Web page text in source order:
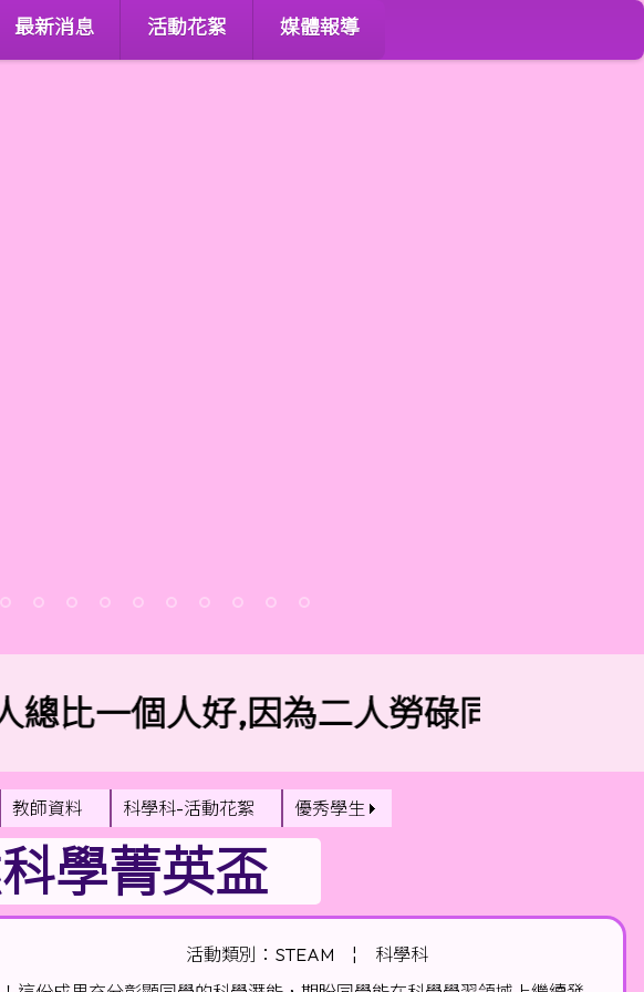
最新消息 活動花絮 媒體報導
總比一個人好,因為二人勞碌同得美好的
教師資料 科學科-活動花絮 優秀學生
學菁英盃
活動類別：STEAM ¦
科學科